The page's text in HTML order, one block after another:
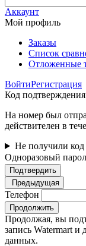
Аккаунт
Мой профиль
Заказы
Список
Отложенные
ВойтиРегистрация
Код подтверждения
На номер был
действителен в
Не получили
Одноразовый
Подтвердить
Предыдущая
Телефон
Продолжить
Продолжая, вы
запись Watermart и
данных.